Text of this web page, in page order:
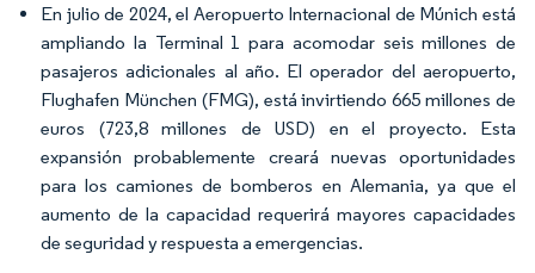
En julio de 2024, el Aeropuerto Internacional de Múnich está
ampliando la Terminal 1 para acomodar seis millones de
pasajeros adicionales al año. El operador del aeropuerto,
Flughafen München (FMG), está invirtiendo 665 millones de
euros (723,8 millones de USD) en el proyecto. Esta
expansión probablemente creará nuevas oportunidades
para los camiones de bomberos en Alemania, ya que el
aumento de la capacidad requerirá mayores capacidades
de seguridad y respuesta a emergencias.